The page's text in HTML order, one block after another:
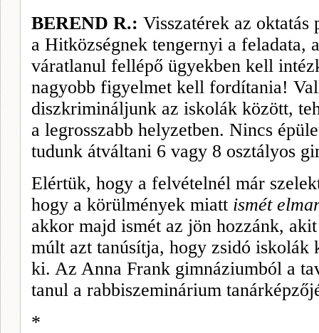
BEREND R.: Visszatérek az
a Hitközségnek tengernyi a feladata,
váratlanul fellépő ügyekben kell
nagyobb figyelmet kell fordítania!
diszkrimináljunk az iskolák között,
a legrosszabb helyzet­ben. Nincs
tudunk átváltani 6 vagy 8 osztályos
Elértük, hogy a felvételnél már
hogy a körülmények miatt ismét
akkor majd ismét az jön hozzánk,
múlt azt tanúsítja, hogy zsidó iskolák
ki. Az Anna Frank gimnáziumból a
tanul a rabbiszeminárium
*